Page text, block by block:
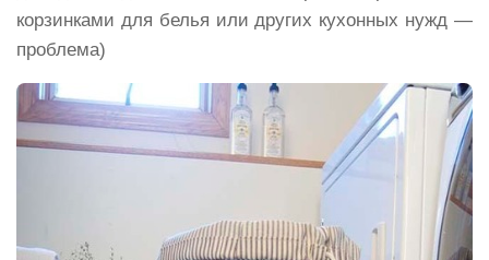
корзинками для белья или других кухонных нужд —
проблема)